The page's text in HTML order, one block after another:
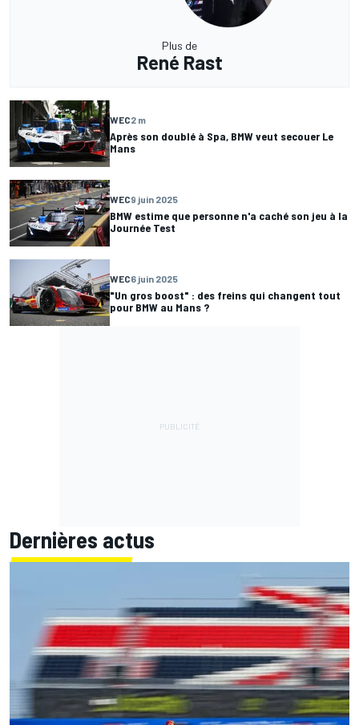
Plus de
René Rast
WEC2 m
Après son doublé à Spa, BMW veut secouer Le
Mans
WEC9 juin 2025
BMW estime que personne n'a caché son jeu à la
Journée Test
WEC6 juin 2025
"Un gros boost" : des freins qui changent tout
pour BMW au Mans ?
Dernières actus